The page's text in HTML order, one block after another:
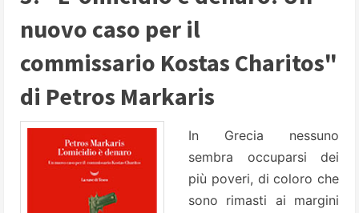
nuovo caso per il
commissario Kostas Charitos"
di Petros Markaris
In Grecia nessuno
sembra occuparsi dei
più poveri, di coloro che
sono rimasti ai margini